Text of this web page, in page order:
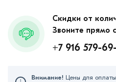
Скидки от
Звоните прямо
+7 916 579-
Внимание! Цены для оплаты